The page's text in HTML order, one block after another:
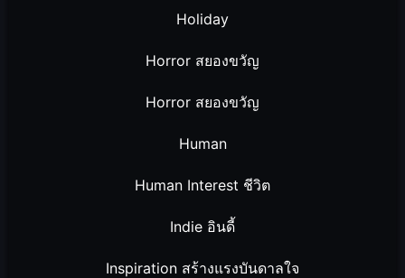
Holiday
Horror สยองขวัญ
Horror สยองขวัญ
Human
Human Interest ชีวิต
Indie อินดี้
Inspiration สร้างแรงบันดาลใจ